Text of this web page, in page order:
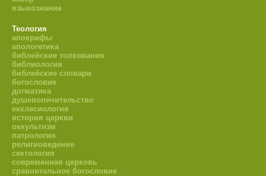
языкознание
Теология
апокрифы
апологетика
библейские толкования
библиология
библейские словари
богословие
догматика
душепопечительство
екклесиология
история церкви
оккультизм
патрология
религиоведение
сектология
современная церковь
сравнительное богословие